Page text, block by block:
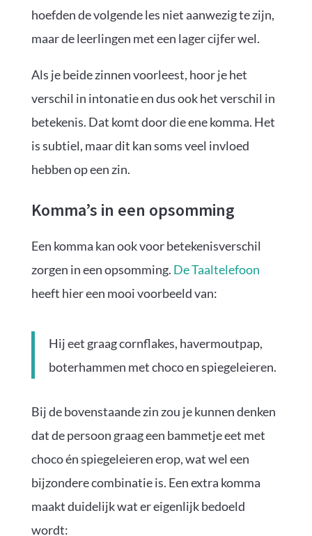
hoefden de volgende les niet aanwezig te zijn,
maar de leerlingen met een lager cijfer wel.
Als je beide zinnen voorleest, hoor je het
verschil in intonatie en dus ook het verschil in
betekenis. Dat komt door die ene komma. Het
is subtiel, maar dit kan soms veel invloed
hebben op een zin.
Komma’s in een opsomming
Een komma kan ook voor betekenisverschil
zorgen in een opsomming. De Taaltelefoon
heeft hier een mooi voorbeeld van:
Hij eet graag cornflakes, havermoutpap,
boterhammen met choco en spiegeleieren.
Bij de bovenstaande zin zou je kunnen denken
dat de persoon graag een bammetje eet met
choco én spiegeleieren erop, wat wel een
bijzondere combinatie is. Een extra komma
maakt duidelijk wat er eigenlijk bedoeld
wordt: